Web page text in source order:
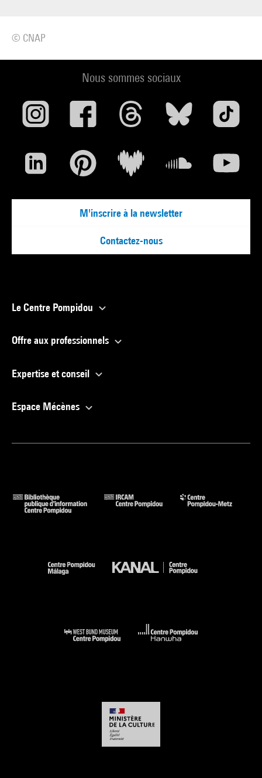
© CNAP
Nous sommes sociaux
M'inscrire à la newsletter
Contactez-nous
Le Centre Pompidou
Offre aux professionnels
Expertise et conseil
Espace Mécènes